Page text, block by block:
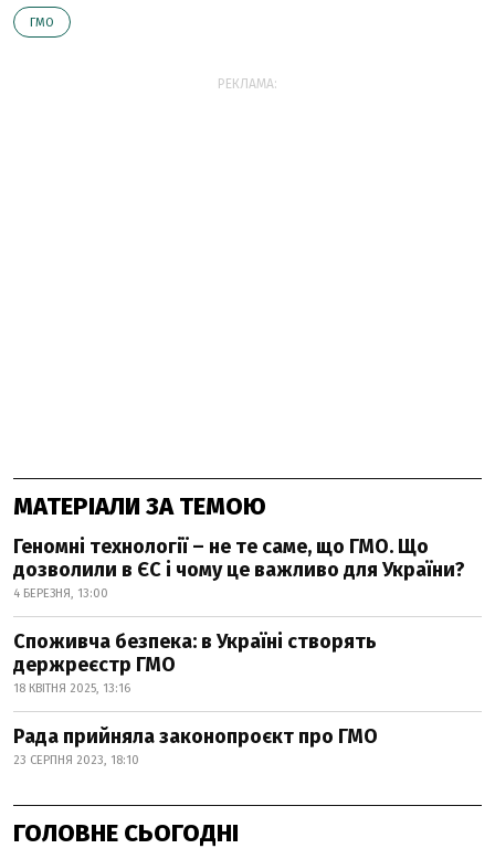
ГМО
РЕКЛАМА:
МАТЕРІАЛИ ЗА ТЕМОЮ
Геномні технології – не те саме, що ГМО. Що
дозволили в ЄС і чому це важливо для України?
4 БЕРЕЗНЯ, 13:00
Споживча безпека: в Україні створять
держреєстр ГМО
18 КВІТНЯ 2025, 13:16
Рада прийняла законопроєкт про ГМО
23 СЕРПНЯ 2023, 18:10
ГОЛОВНЕ СЬОГОДНІ